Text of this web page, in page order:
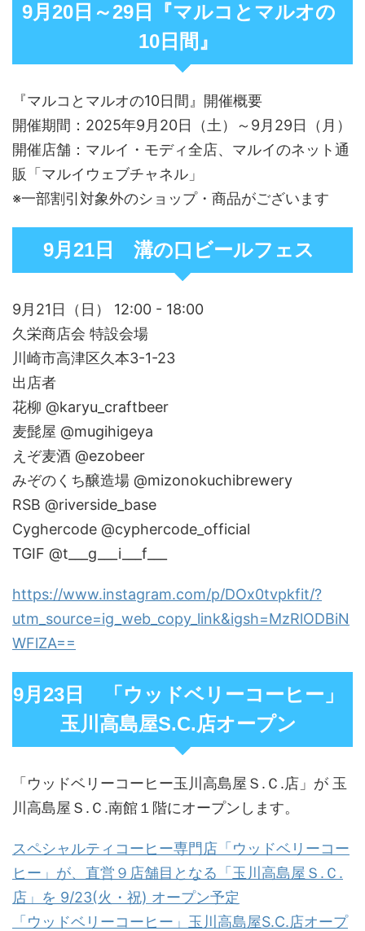
9月20日～29日『マルコとマルオの
10日間』
『マルコとマルオの10日間』開催概要
開催期間：2025年9月20日（土）～9月29日（月）
開催店舗：マルイ・モディ全店、マルイのネット通
販「マルイウェブチャネル」
※一部割引対象外のショップ・商品がございます
9月21日 溝の口ビールフェス
9月21日（日） 12:00 - 18:00
久栄商店会 特設会場
川崎市高津区久本3-1-23
出店者
花柳 @karyu_craftbeer
麦髭屋 @mugihigeya
えぞ麦酒 @ezobeer
みぞのくち醸造場 @mizonokuchibrewery
RSB @riverside_base
Cyghercode @cyphercode_official
TGIF @t___g___i___f___
https://www.instagram.com/p/DOx0tvpkfit/?
utm_source=ig_web_copy_link&igsh=MzRlODBiN
WFlZA==
9月23日 「ウッドベリーコーヒー」
玉川高島屋S.C.店オープン
「ウッドベリーコーヒー玉川高島屋Ｓ.Ｃ.店」が 玉
川高島屋Ｓ.Ｃ.南館１階にオープンします。
スペシャルティコーヒー専門店「ウッドベリーコー
ヒー」が、直営９店舗目となる「玉川高島屋Ｓ.Ｃ.
店」を 9/23(火・祝) オープン予定
「ウッドベリーコーヒー」玉川高島屋S.C.店オープ